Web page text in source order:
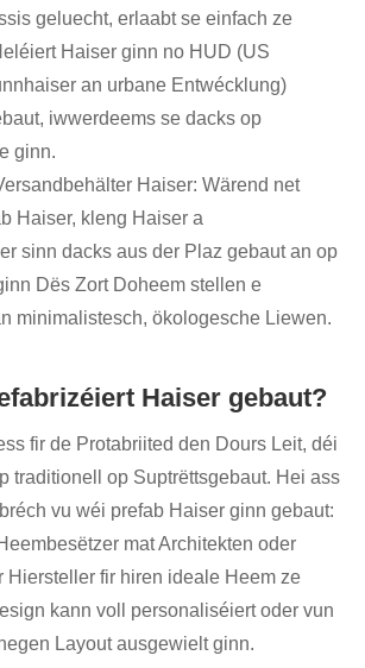
geluecht, erlaabt se einfach ze
Haiser ginn no HUD (US
an urbane Entwécklung)
iwwerdeems se dacks op
ginn.
Haiser: Wärend net
Haiser, kleng Haiser a
sinn dacks aus der Plaz gebaut an op
Dës Zort Doheem stellen e
minimalistesch, ökologesche Liewen.
Haiser gebaut?
fir de Protabriited den Dours Leit, déi
traditionell op Suptrëttsgebaut. Hei ass
vu wéi prefab Haiser ginn gebaut:
mat Architekten oder
Hiersteller fir hiren ideale Heem ze
kann voll personaliséiert oder vun
Layout ausgewielt ginn.